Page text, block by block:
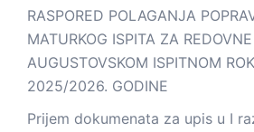
RASPORED POLAGANJA
MATURKOG ISPITA ZA
AUGUSTOVSKOM ISPITNOM
2025/2026. GODINE
Prijem dokumenata za upis u I